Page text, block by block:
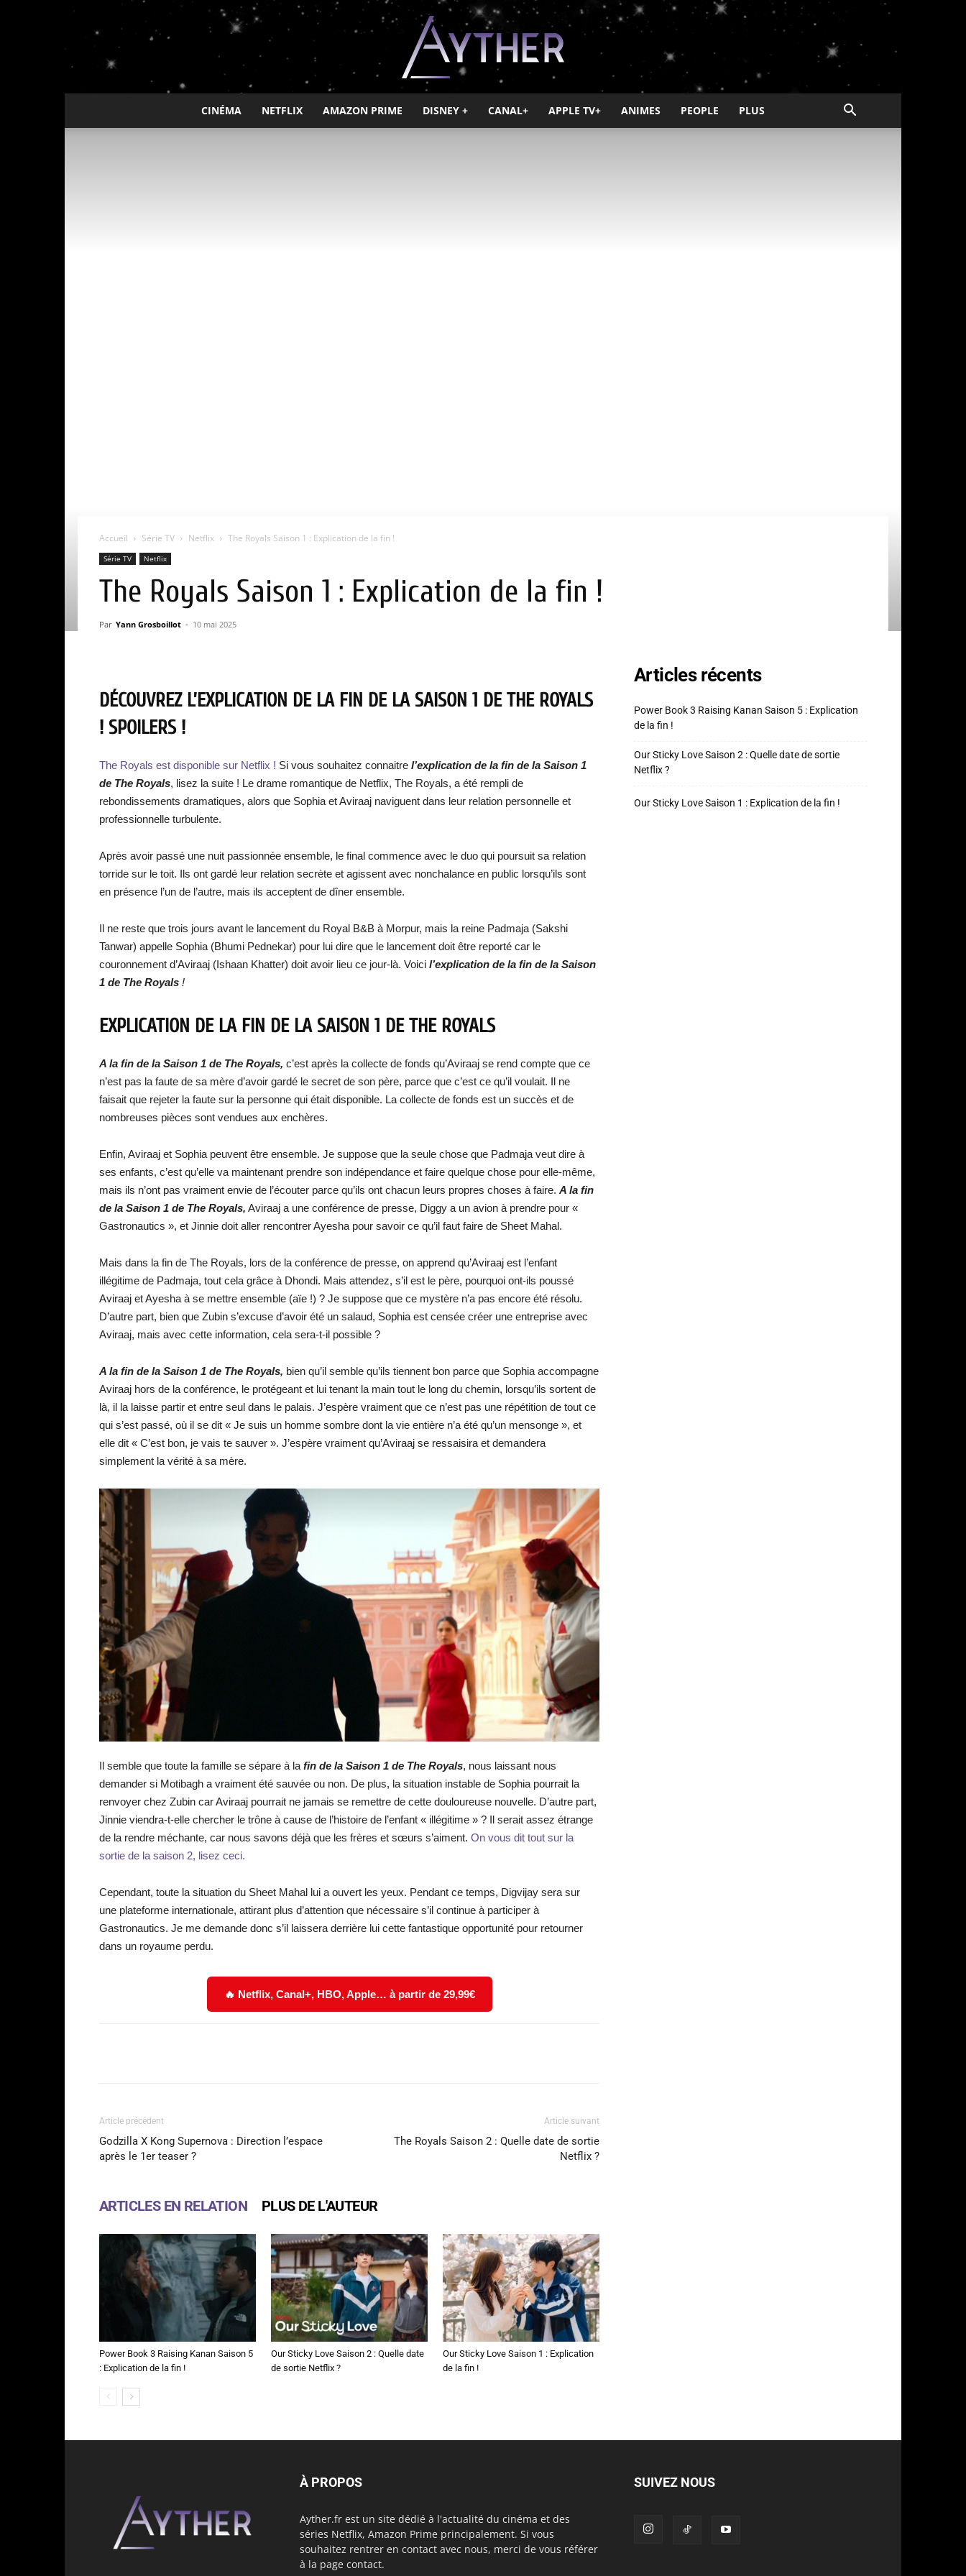
Ayther
CINÉMA NETFLIX AMAZON PRIME DISNEY + CANAL+ APPLE TV+ ANIMES PEOPLE PLUS
Accueil Série TV Netflix The Royals Saison 1 : Explication de la fin !
Série TV Netflix
The Royals Saison 1 : Explication de la fin !
Par Yann Grosboillot - 10 mai 2025
DÉCOUVREZ L’EXPLICATION DE LA FIN DE LA SAISON 1 DE THE ROYALS
! SPOILERS !
The Royals est disponible sur Netflix ! Si vous souhaitez connaitre l’explication de la fin de la Saison 1
de The Royals, lisez la suite ! Le drame romantique de Netflix, The Royals, a été rempli de
rebondissements dramatiques, alors que Sophia et Aviraaj naviguent dans leur relation personnelle et
professionnelle turbulente.
Après avoir passé une nuit passionnée ensemble, le final commence avec le duo qui poursuit sa relation
torride sur le toit. Ils ont gardé leur relation secrète et agissent avec nonchalance en public lorsqu’ils sont
en présence l’un de l’autre, mais ils acceptent de dîner ensemble.
Il ne reste que trois jours avant le lancement du Royal B&B à Morpur, mais la reine Padmaja (Sakshi
Tanwar) appelle Sophia (Bhumi Pednekar) pour lui dire que le lancement doit être reporté car le
couronnement d’Aviraaj (Ishaan Khatter) doit avoir lieu ce jour-là. Voici l’explication de la fin de la Saison
1 de The Royals !
EXPLICATION DE LA FIN DE LA SAISON 1 DE THE ROYALS
A la fin de la Saison 1 de The Royals, c’est après la collecte de fonds qu’Aviraaj se rend compte que ce
n’est pas la faute de sa mère d’avoir gardé le secret de son père, parce que c’est ce qu’il voulait. Il ne
faisait que rejeter la faute sur la personne qui était disponible. La collecte de fonds est un succès et de
nombreuses pièces sont vendues aux enchères.
Enfin, Aviraaj et Sophia peuvent être ensemble. Je suppose que la seule chose que Padmaja veut dire à
ses enfants, c’est qu’elle va maintenant prendre son indépendance et faire quelque chose pour elle-même,
mais ils n’ont pas vraiment envie de l’écouter parce qu’ils ont chacun leurs propres choses à faire. A la fin
de la Saison 1 de The Royals, Aviraaj a une conférence de presse, Diggy a un avion à prendre pour «
Gastronautics », et Jinnie doit aller rencontrer Ayesha pour savoir ce qu’il faut faire de Sheet Mahal.
Mais dans la fin de The Royals, lors de la conférence de presse, on apprend qu’Aviraaj est l’enfant
illégitime de Padmaja, tout cela grâce à Dhondi. Mais attendez, s’il est le père, pourquoi ont-ils poussé
Aviraaj et Ayesha à se mettre ensemble (aïe !) ? Je suppose que ce mystère n’a pas encore été résolu.
D’autre part, bien que Zubin s’excuse d’avoir été un salaud, Sophia est censée créer une entreprise avec
Aviraaj, mais avec cette information, cela sera-t-il possible ?
A la fin de la Saison 1 de The Royals, bien qu’il semble qu’ils tiennent bon parce que Sophia accompagne
Aviraaj hors de la conférence, le protégeant et lui tenant la main tout le long du chemin, lorsqu’ils sortent de
là, il la laisse partir et entre seul dans le palais. J’espère vraiment que ce n’est pas une répétition de tout ce
qui s’est passé, où il se dit « Je suis un homme sombre dont la vie entière n’a été qu’un mensonge », et
elle dit « C’est bon, je vais te sauver ». J’espère vraiment qu’Aviraaj se ressaisira et demandera
simplement la vérité à sa mère.
Il semble que toute la famille se sépare à la fin de la Saison 1 de The Royals, nous laissant nous
demander si Motibagh a vraiment été sauvée ou non. De plus, la situation instable de Sophia pourrait la
renvoyer chez Zubin car Aviraaj pourrait ne jamais se remettre de cette douloureuse nouvelle. D’autre part,
Jinnie viendra-t-elle chercher le trône à cause de l’histoire de l’enfant « illégitime » ? Il serait assez étrange
de la rendre méchante, car nous savons déjà que les frères et sœurs s’aiment. On vous dit tout sur la
sortie de la saison 2, lisez ceci.
Cependant, toute la situation du Sheet Mahal lui a ouvert les yeux. Pendant ce temps, Digvijay sera sur
une plateforme internationale, attirant plus d’attention que nécessaire s’il continue à participer à
Gastronautics. Je me demande donc s’il laissera derrière lui cette fantastique opportunité pour retourner
dans un royaume perdu.
🔥 Netflix, Canal+, HBO, Apple… à partir de 29,99€
Article précédent
Godzilla X Kong Supernova : Direction l’espace
après le 1er teaser ?
Article suivant
The Royals Saison 2 : Quelle date de sortie
Netflix ?
ARTICLES EN RELATION PLUS DE L'AUTEUR
Power Book 3 Raising Kanan Saison 5
: Explication de la fin !
Our Sticky Love Saison 2 : Quelle date
de sortie Netflix ?
Our Sticky Love Saison 1 : Explication
de la fin !
Articles récents
Power Book 3 Raising Kanan Saison 5 : Explication
de la fin !
Our Sticky Love Saison 2 : Quelle date de sortie
Netflix ?
Our Sticky Love Saison 1 : Explication de la fin !
À PROPOS
Ayther.fr est un site dédié à l'actualité du cinéma et des
séries Netflix, Amazon Prime principalement. Si vous
souhaitez rentrer en contact avec nous, merci de vous référer
à la page contact.
SUIVEZ NOUS